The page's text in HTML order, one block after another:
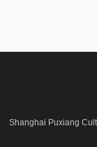
Shanghai Puxiang